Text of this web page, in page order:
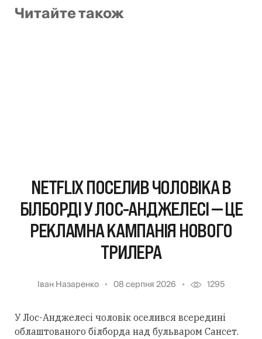
Читайте також
NETFLIX ПОСЕЛИВ ЧОЛОВІКА В
БІЛБОРДІ У ЛОС-АНДЖЕЛЕСІ — ЦЕ
РЕКЛАМНА КАМПАНІЯ НОВОГО
ТРИЛЕРА
Іван Назаренко 08 серпня 2026 1295
У Лос-Анджелесі чоловік оселився всередині
облаштованого білборда над бульваром Сансет.